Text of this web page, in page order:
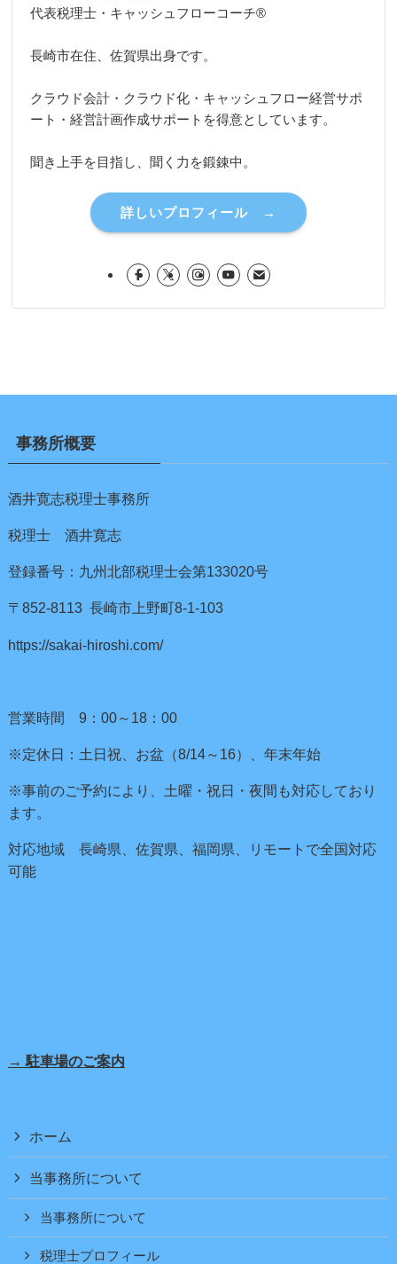
代表税理士・キャッシュフローコーチ®
長崎市在住、佐賀県出身です。
クラウド会計・クラウド化・キャッシュフロー経営サポ
ート・経営計画作成サポートを得意としています。
聞き上手を目指し、聞く力を鍛錬中。
詳しいプロフィール →
事務所概要
酒井寛志税理士事務所
税理士 酒井寛志
登録番号：九州北部税理士会第133020号
〒852-8113 長崎市上野町8-1-103
https://sakai-hiroshi.com/
営業時間 9：00～18：00
※定休日：土日祝、お盆（8/14～16）、年末年始
※事前のご予約により、土曜・祝日・夜間も対応しており
ます。
対応地域 長崎県、佐賀県、福岡県、リモートで全国対応
可能
→ 駐車場のご案内
ホーム
当事務所について
当事務所について
税理士プロフィール